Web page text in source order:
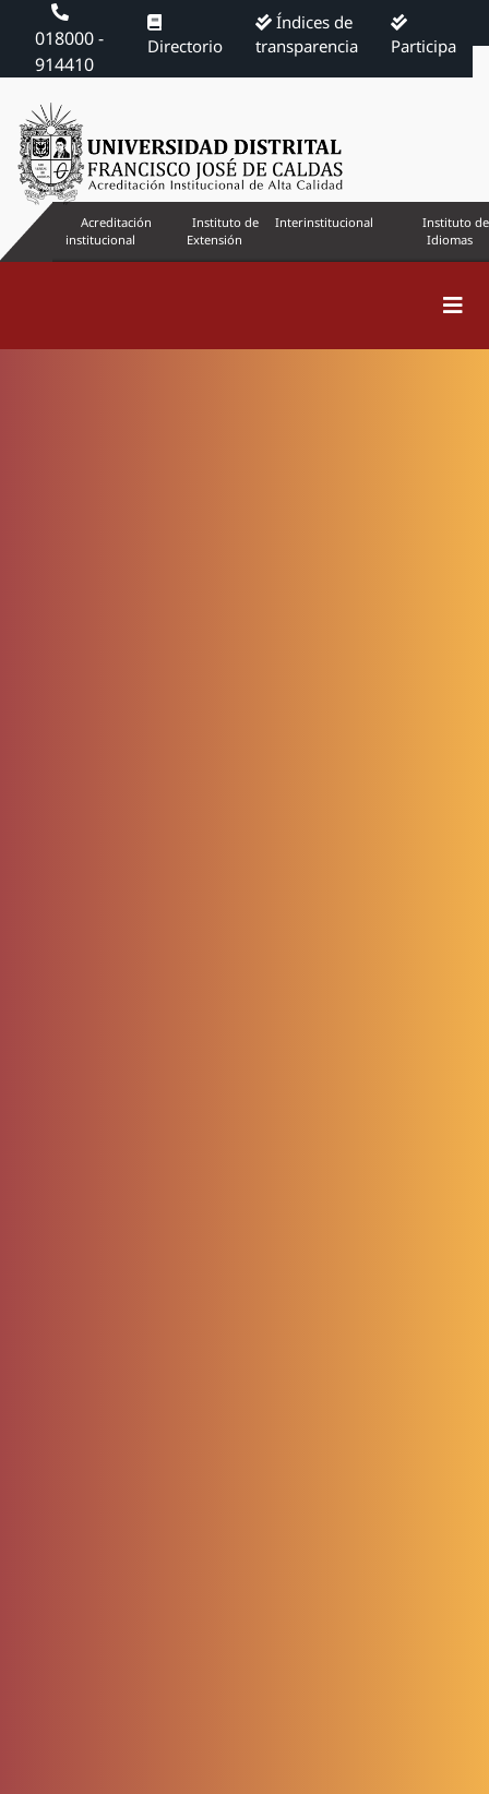
018000 -
914410
Directorio
Índices de
transparencia
Participa
Acreditación
institucional
Instituto de
Extensión
Interinstitucional
Instituto de
Idiomas